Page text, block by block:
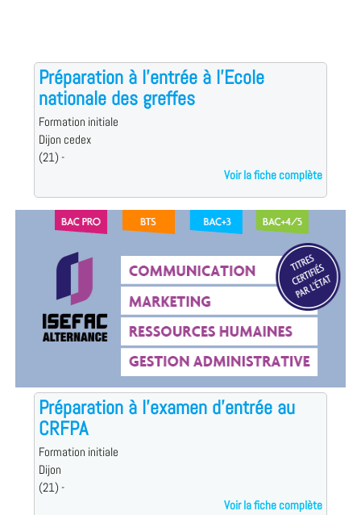
Préparation à l'entrée à l'Ecole
nationale des greffes
Formation initiale
Dijon cedex
(21) -
Voir la fiche complète
Préparation à l'examen d'entrée au
CRFPA
Formation initiale
Dijon
(21) -
Voir la fiche complète